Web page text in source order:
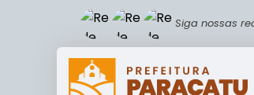
Siga nossas